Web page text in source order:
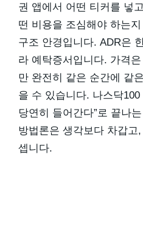
권 앱에서 어떤 티커를 넣
떤 비용을 조심해야 하는
구조 안경입니다. ADR은
라 예탁증서입니다. 가격
만 완전히 같은 순간에 같
을 수 있습니다. 나스닥
당연히 들어간다”로 끝나
방법론은 생각보다 차갑고
셉니다.